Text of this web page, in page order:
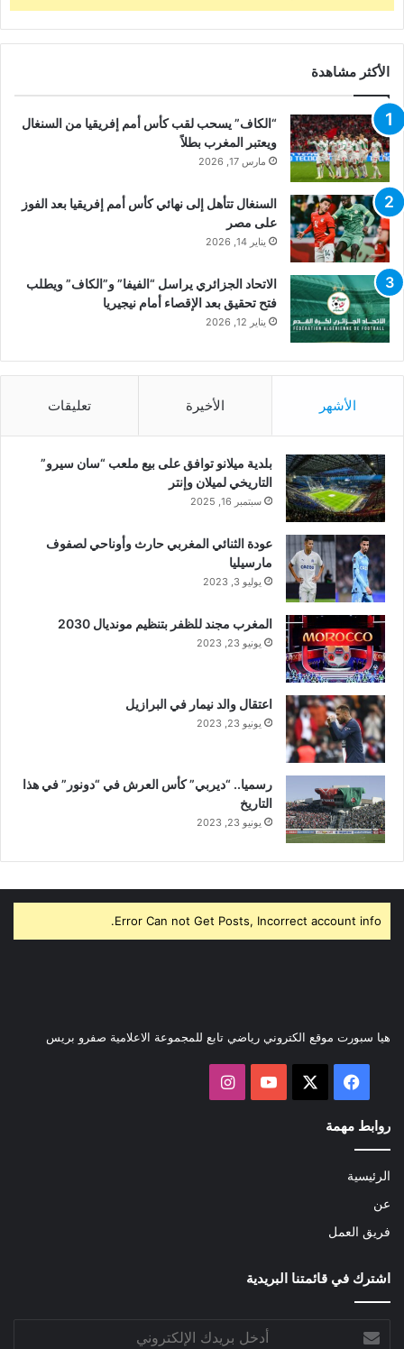
الأكثر مشاهدة
“الكاف” يسحب لقب كأس أمم إفريقيا من السنغال
ويعتبر المغرب بطلاً
مارس 17, 2026
السنغال تتأهل إلى نهائي كأس أمم إفريقيا بعد الفوز
على مصر
يناير 14, 2026
الاتحاد الجزائري يراسل “الفيفا” و”الكاف” ويطلب
فتح تحقيق بعد الإقصاء أمام نيجيريا
يناير 12, 2026
الأشهر الأخيرة تعليقات
بلدية ميلانو توافق على بيع ملعب “سان سيرو”
التاريخي لميلان وإنتر
سبتمبر 16, 2025
عودة الثنائي المغربي حارث وأوناحي لصفوف
مارسيليا
يوليو 3, 2023
المغرب مجند للظفر بتنظيم مونديال 2030
يونيو 23, 2023
اعتقال والد نيمار في البرازيل
يونيو 23, 2023
رسميا.. “ديربي” كأس العرش في “دونور” في هذا
التاريخ
يونيو 23, 2023
Error Can not Get Posts, Incorrect account info.
هيا سبورت موقع الكتروني رياضي تابع للمجموعة الاعلامية صفرو بريس
فيسبوك ‫YouTubeانستقرام
روابط مهمة
الرئيسية
عن
فريق العمل
اشترك في قائمتنا البريدية
بريدك